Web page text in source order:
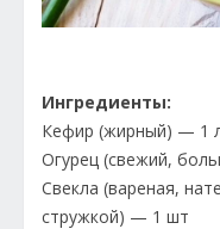
Ингредиенты:
Кефир (жирный) — 1
Огурец (свежий,
Свекла (вареная,
стружкой) — 1 шт